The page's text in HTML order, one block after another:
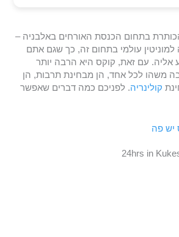
בתחום הכנסת האורחים באלבניה –
עולמי בתחום זה, כך שגם אתם
אליה. עם זאת, קוקס היא הרבה יותר
משהו לכל אחד, הן מבחינת תרבות, הן
קולינריה. לפניכם כמה דברים שאפשר
יש פה